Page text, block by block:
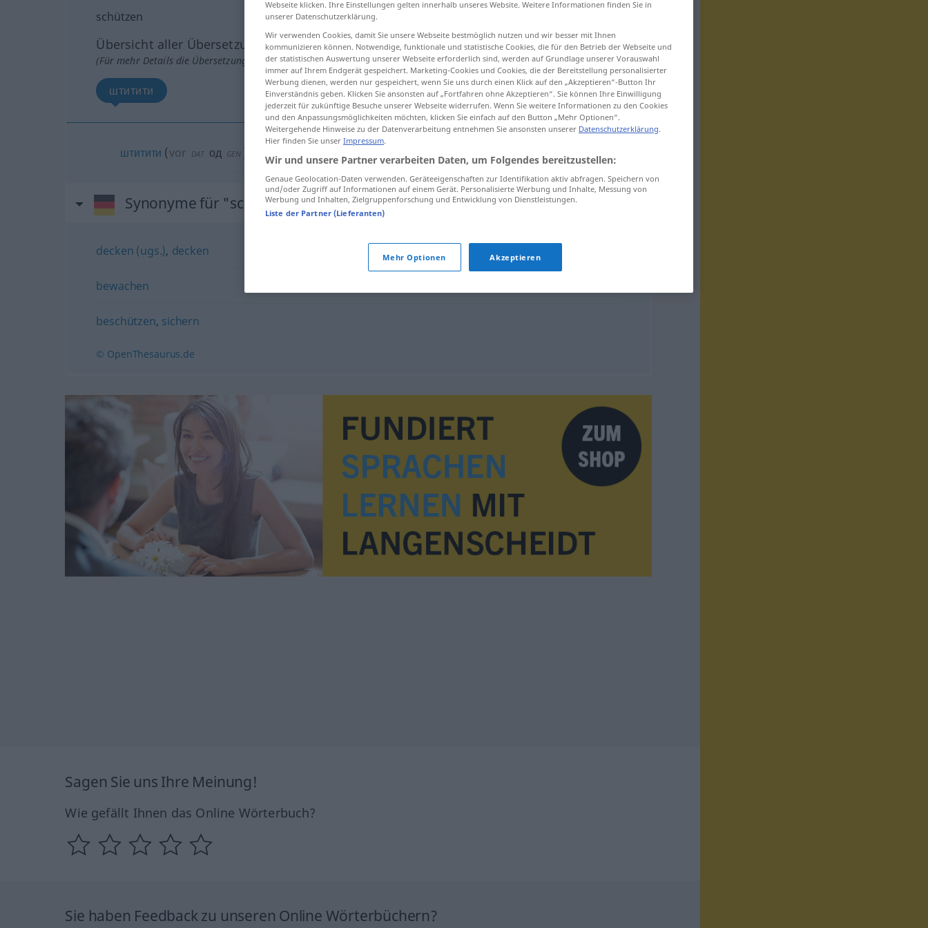
schützen
Übersicht aller Übersetzungen
(Für mehr Details die Übersetzung anklicken/antippen)
штитити
штитити (vor DAT од GEN ) schützen
Synonyme für "schützen"
decken (ugs.), decken
bewachen
beschützen, sichern
© OpenThesaurus.de
Sagen Sie uns Ihre Meinung!
Wie gefällt Ihnen das Online Wörterbuch?
Sie haben Feedback zu unseren Online Wörterbüchern?
Webseite klicken. Ihre Einstellungen gelten innerhalb unseres Website. Weitere Informationen finden Sie in
unserer Datenschutzerklärung.
Wir verwenden Cookies, damit Sie unsere Webseite bestmöglich nutzen und wir besser mit Ihnen
kommunizieren können. Notwendige, funktionale und statistische Cookies, die für den Betrieb der Webseite und
der statistischen Auswertung unserer Webseite erforderlich sind, werden auf Grundlage unserer Vorauswahl
immer auf Ihrem Endgerät gespeichert. Marketing-Cookies und Cookies, die der Bereitstellung personalisierter
Werbung dienen, werden nur gespeichert, wenn Sie uns durch einen Klick auf den „Akzeptieren“-Button Ihr
Einverständnis geben. Klicken Sie ansonsten auf „Fortfahren ohne Akzeptieren“. Sie können Ihre Einwilligung
jederzeit für zukünftige Besuche unserer Webseite widerrufen. Wenn Sie weitere Informationen zu den Cookies
und den Anpassungsmöglichkeiten möchten, klicken Sie einfach auf den Button „Mehr Optionen“.
Weitergehende Hinweise zu der Datenverarbeitung entnehmen Sie ansonsten unserer Datenschutzerklärung.
Hier finden Sie unser Impressum.
Wir und unsere Partner verarbeiten Daten, um Folgendes bereitzustellen:
Genaue Geolocation-Daten verwenden. Geräteeigenschaften zur Identifikation aktiv abfragen. Speichern von
und/oder Zugriff auf Informationen auf einem Gerät. Personalisierte Werbung und Inhalte, Messung von
Werbung und Inhalten, Zielgruppenforschung und Entwicklung von Dienstleistungen.
Liste der Partner (Lieferanten)
Mehr Optionen Akzeptieren